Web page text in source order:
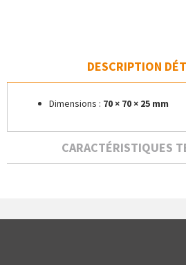
DESCRIPTION
Dimensions : 70 × 70 × 25 mm
CARACTÉRISTIQUES